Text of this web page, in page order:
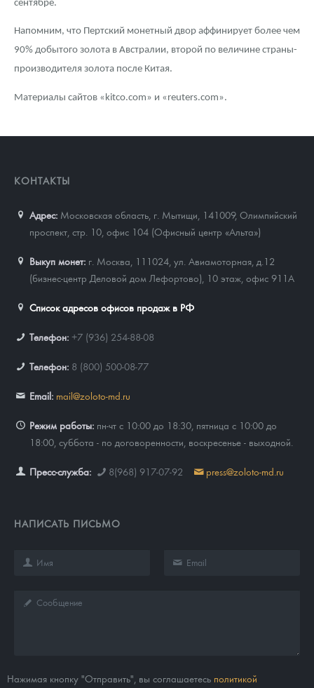
сентябре.
Напомним, что Пертский монетный двор аффинирует более чем
90% добытого золота в Австралии, второй по величине страны-
производителя золота после Китая.
Материалы сайтов «kitco.com» и «reuters.com».
КОНТАКТЫ
Адрес: Московская область, г. Мытищи, 141009, Олимпийский
проспект, стр. 10, офис 104 (Офисный центр «Альта»)
Выкуп монет: г. Москва, 111024, ул. Авиамоторная, д.12
(бизнес-центр Деловой дом Лефортово), 10 этаж, офис 911А
Список адресов офисов продаж в РФ
Телефон: +7 (936) 254-88-08
Телефон: 8 (800) 500-08-77
Email: mail@zoloto-md.ru
Режим работы: пн-чт с 10:00 до 18:30, пятница с 10:00 до
18:00, суббота - по договоренности, воскресенье - выходной.
Пресс-служба: 8(968) 917-07-92 press@zoloto-md.ru
НАПИСАТЬ ПИСЬМО
Нажимая кнопку "Отправить", вы соглашаетесь политикой